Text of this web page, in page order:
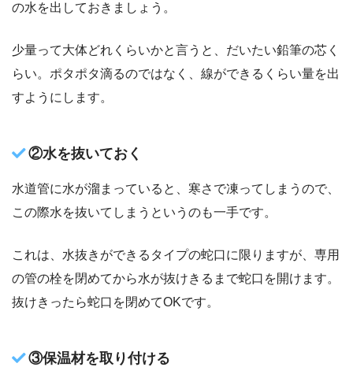
の水を出しておきましょう。
少量って大体どれくらいかと言うと、だいたい鉛筆の芯く
らい。ポタポタ滴るのではなく、線ができるくらい量を出
すようにします。
②水を抜いておく
水道管に水が溜まっていると、寒さで凍ってしまうので、
この際水を抜いてしまうというのも一手です。
これは、水抜きができるタイプの蛇口に限りますが、専用
の管の栓を閉めてから水が抜けきるまで蛇口を開けます。
抜けきったら蛇口を閉めてOKです。
③保温材を取り付ける